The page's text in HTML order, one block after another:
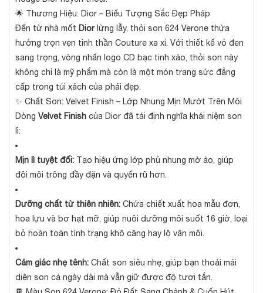
🌟 Thương Hiệu: Dior – Biểu Tượng Sắc Đẹp Pháp
Đến từ nhà mốt Diorlừng lẫy, thỏi son 624 Verone thừa
hưởng trọn vẹn tinh thần Couture xa xỉ. Với thiết kế vỏ đen
sang trọng, vòng nhấn logo CD bạc tinh xảo, thỏi son này
không chỉ là mỹ phẩm mà còn là một món trang sức đẳng
cấp trong túi xách của phái đẹp.
✨ Chất Son: Velvet Finish – Lớp Nhung Mịn Mướt Trên Môi
Dòng Velvet Finish của Dior đã tái định nghĩa khái niệm son
lì:
Mịn lì tuyệt đối: Tạo hiệu ứng lớp phủ nhung mờ ảo, giúp
đôi môi trông đầy đặn và quyến rũ hơn.
Dưỡng chất từ thiên nhiên: Chứa chiết xuất hoa mẫu đơn,
hoa lựu và bơ hạt mỡ, giúp nuôi dưỡng môi suốt 16 giờ, loại
bỏ hoàn toàn tình trạng khô căng hay lộ vân môi.
Cảm giác nhẹ tênh: Chất son siêu nhẹ, giúp bạn thoải mái
diện son cả ngày dài mà vẫn giữ được độ tươi tắn.